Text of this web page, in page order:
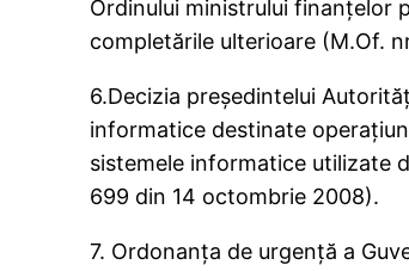
Ordinului ministrului finanţelor
completările ulterioare (M.Of.
6.Decizia preşedintelui
informatice destinate
sistemele informatice utilizate
699 din 14 octombrie 2008).
7. Ordonanţa de urgenţă a